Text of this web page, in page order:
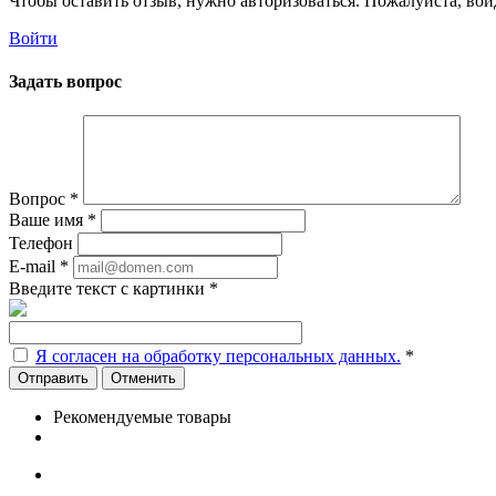
Войти
Задать вопрос
Вопрос *
Ваше имя *
Телефон
E-mail *
Введите текст с картинки *
Я согласен на обработку персональных данных. *
Отменить
Рекомендуемые товары